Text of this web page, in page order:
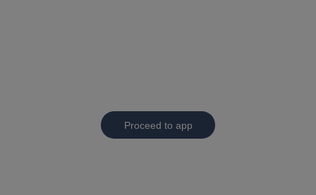
Proceed to app